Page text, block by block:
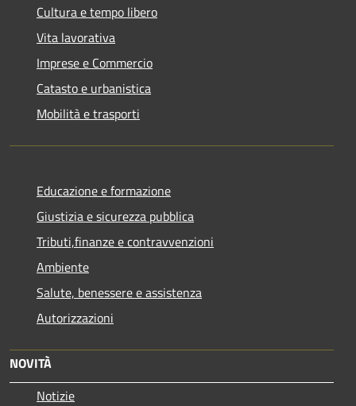
Cultura e tempo libero
Vita lavorativa
Imprese e Commercio
Catasto e urbanistica
Mobilità e trasporti
Educazione e formazione
Giustizia e sicurezza pubblica
Tributi,finanze e contravvenzioni
Ambiente
Salute, benessere e assistenza
Autorizzazioni
NOVITÀ
Notizie